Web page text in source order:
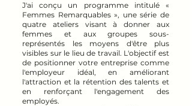
J'ai conçu un programme intitulé «
Femmes Remarquables », une série de
quatre ateliers visant à donner aux
femmes et aux groupes sous-
représentés les moyens d'être plus
visibles sur le lieu de travail. L'objectif est
de positionner votre entreprise comme
l'employeur idéal, en améliorant
l'attraction et la rétention des talents et
en renforçant l'engagement des
employés.